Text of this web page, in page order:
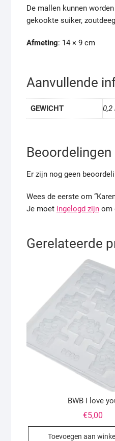
De mallen kunnen
gekookte suiker,
Afmeting: 14 × 9 cm
Aanvullende
GEWICHT 0,2
Beoordelingen
Er zijn nog geen
Wees de eerste om
Je moet ingelogd zijn om
Gerelateerde
BWB I love
€5,00
Toevoegen aan